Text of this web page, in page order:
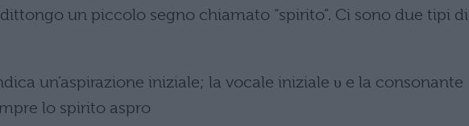
un piccolo segno chiamato “spirito”. Ci sono due tipi di
un’aspirazione iniziale; la vocale iniziale υ e la consonante
lo spirito aspro